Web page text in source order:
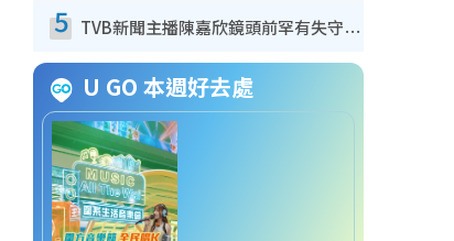
5 TVB新聞主播陳嘉欣鏡頭前罕有失守！遭林超英一句說話突襲嚇親當場大笑
U GO 本週好去處